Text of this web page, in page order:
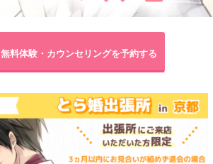
無料体験・カウンセリングを予約する